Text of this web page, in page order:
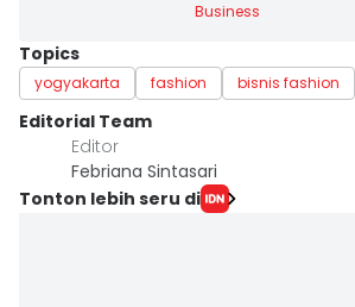
Business
Topics
yogyakarta fashion bisnis fashion
Editorial Team
Editor
Febriana Sintasari
Tonton lebih seru di